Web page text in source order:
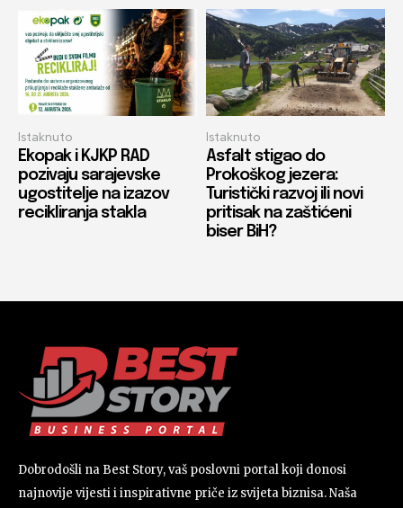
Istaknuto
Ekopak i KJKP RAD
pozivaju sarajevske
ugostitelje na izazov
recikliranja stakla
Istaknuto
Asfalt stigao do
Prokoškog jezera:
Turistički razvoj ili novi
pritisak na zaštićeni
biser BiH?
Dobrodošli na Best Story, vaš poslovni portal koji donosi
najnovije vijesti i inspirativne priče iz svijeta biznisa. Naša